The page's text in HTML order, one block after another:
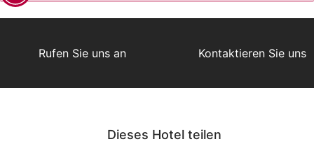
Rufen Sie uns an Kontaktieren Sie uns
Dieses Hotel teilen